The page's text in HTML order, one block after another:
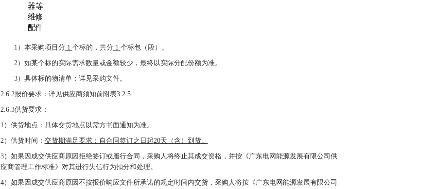
器等
维修
配件
1） 本采购项目分 1 个标的，共分 1 个标包（段）。
2）如某个标的实际需求数量或金额较少，最终以实际分配份额为准。
3）具体标的物清单：详见采购文件。
2.6.2报价要求：详见供应商须知前附表3.2.5.
2.6.3供货要求：
1）供货地点： 具体交货地点以需方书面通知为准。
2）供货时间： 交货期满足要求：自合同签订之日起20天（含）到货。
3）如果因成交供应商原因拒绝签订或履行合同，采购人将终止其成交资格，并按《广东电网能源发展有限公司供
应商管理工作标准》对其进行失信行为扣分和处理。
4）如果因成交供应商原因不按报价响应文件所承诺的规定时间内交货，采购人将按《广东电网能源发展有限公司